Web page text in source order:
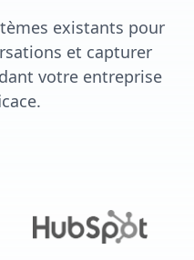
existants pour
et capturer
votre entreprise